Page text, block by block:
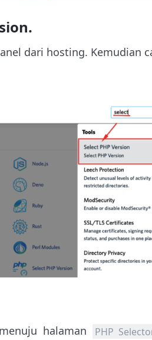
dari hosting. Kemudian
halaman PHP